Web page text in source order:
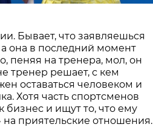
Бывает, что заявляешься
она в последний момент
пеняя на тренера, мол, он
тренер решает, с кем
оставаться человеком и
Хотя часть спортсменов
бизнес и ищут то, что ему
на приятельские отношения.